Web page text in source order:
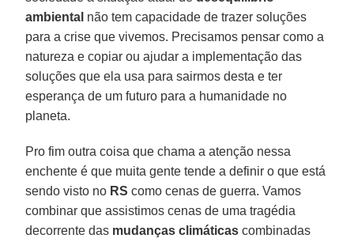
ambiental não tem capacidade de trazer soluções
para a crise que vivemos. Precisamos pensar como a
natureza e copiar ou ajudar a implementação das
soluções que ela usa para sairmos desta e ter
esperança de um futuro para a humanidade no
planeta.
Pro fim outra coisa que chama a atenção nessa
enchente é que muita gente tende a definir o que está
sendo visto no RS como cenas de guerra. Vamos
combinar que assistimos cenas de uma tragédia
decorrente das mudanças climáticas combinadas